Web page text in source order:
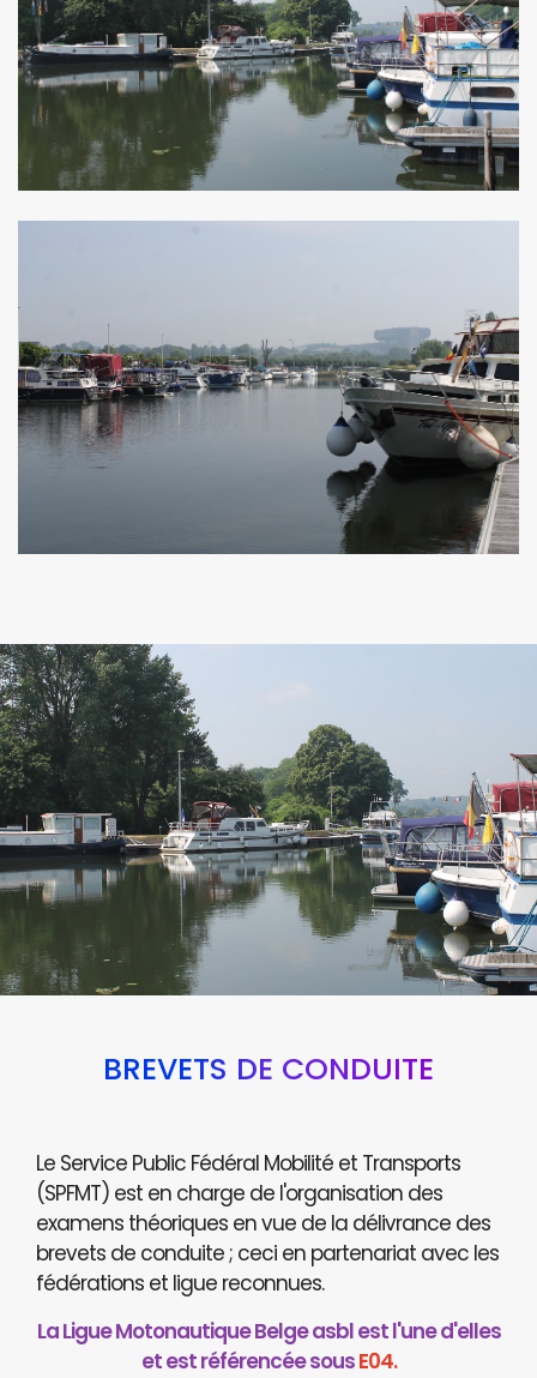
BREVETS DE CONDUITE
Le Service Public Fédéral Mobilité et Transports
(SPFMT) est en charge de l'organisation des
examens théoriques en vue de la délivrance des
brevets de conduite ; ceci en partenariat avec les
fédérations et ligue reconnues.
La Ligue Motonautique Belge asbl est l'une d'elles
et est référencée sousE04.